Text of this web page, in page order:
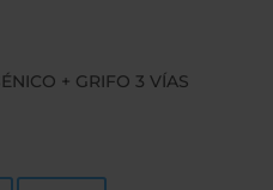
+ GRIFO 3 VÍAS